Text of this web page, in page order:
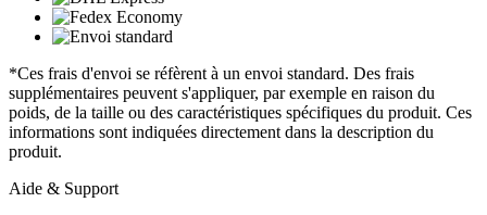
*Ces frais d'envoi se réfèrent à un envoi standard. Des frais
supplémentaires peuvent s'appliquer, par exemple en raison du
poids, de la taille ou des caractéristiques spécifiques du produit. Ces
informations sont indiquées directement dans la description du
produit.
Aide & Support